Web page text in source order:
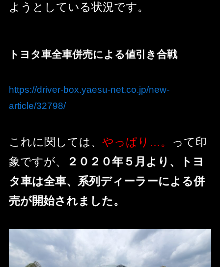
ようとしている状況です。
トヨタ車全車併売による値引き合戦
https://driver-box.yaesu-net.co.jp/new-
article/32798/
これに関しては、 やっぱり…。
って印
象ですが、
２０２０年５月より、トヨ
タ車は全車、系列ディーラーによる併
売が開始されました。